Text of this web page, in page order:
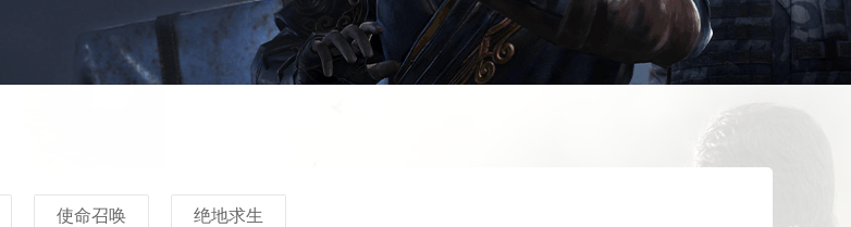
使命召唤 绝地求生